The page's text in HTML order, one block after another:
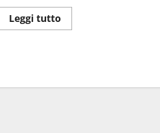
Leggi tutto